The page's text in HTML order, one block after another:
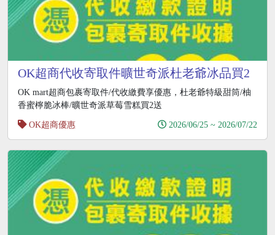
OK超商代收寄取件曠世奇派杜老爺冰品買2
送2
OK mart超商包裹寄取件/代收繳費享優惠，杜老爺特級甜筒/柚
香蜜檸脆冰棒/曠世奇派草莓雪糕買2送
OK超商優惠
2026/06/25 ~ 2026/07/22